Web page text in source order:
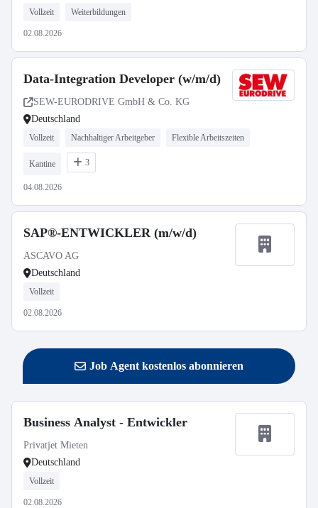
Vollzeit Weiterbildungen
02.08.2026
Data-Integration Developer (w/m/d)
SEW-EURODRIVE GmbH & Co. KG
Deutschland
Vollzeit Nachhaltiger Arbeitgeber Flexible Arbeitszeiten
Kantine 3
04.08.2026
SAP®-ENTWICKLER (m/w/d)
ASCAVO AG
Deutschland
Vollzeit
02.08.2026
Job Agent kostenlos abonnieren
Business Analyst - Entwickler
Privatjet Mieten
Deutschland
Vollzeit
02.08.2026